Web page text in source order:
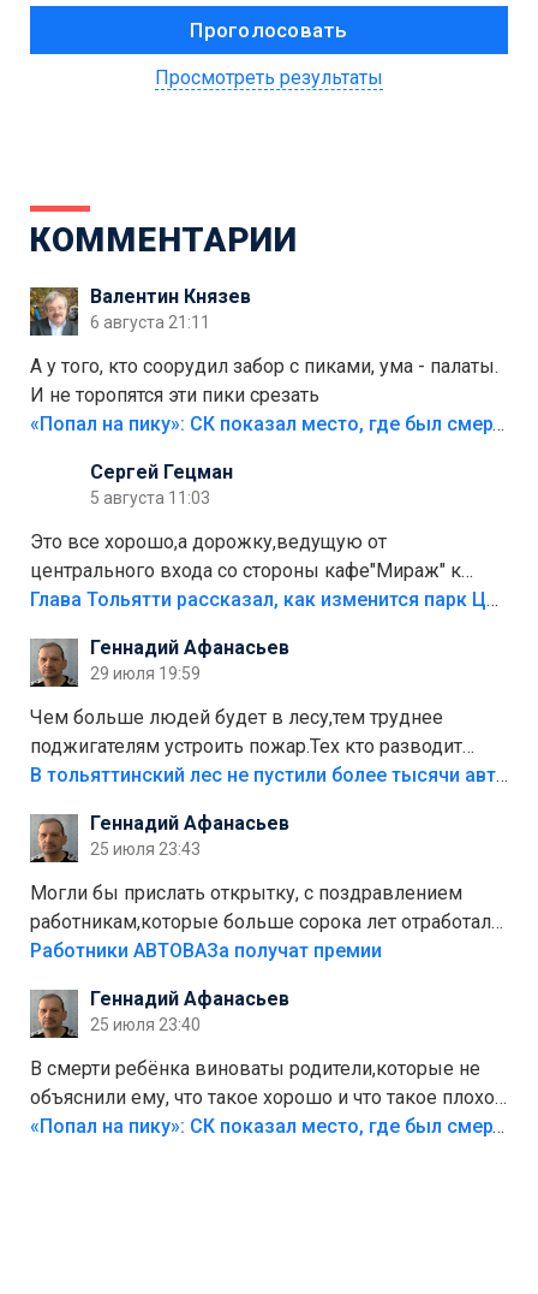
Просмотреть результаты
КОММЕНТАРИИ
Валентин Князев
6 августа 21:11
А у того, кто соорудил забор с пиками, ума - палаты.
И не торопятся эти пики срезать
«Попал на пику»: СК показал место, где был смертельно травмирован ребенок в Тольятти
Сергей Гецман
5 августа 11:03
Это все хорошо,а дорожку,ведущую от
центрального входа со стороны кафе"Мираж" к
аттракционам слабо доделать?А то бордюры
лежала в парке и испортилась.Да еще,видимо,часть
украли.
Глава Тольятти рассказал, как изменится парк Центрального района
Геннадий Афанасьев
29 июля 19:59
Чем больше людей будет в лесу,тем труднее
поджигателям устроить пожар.Тех кто разводит
костры,тех надо безбожно штрафовать.Камер полно
Штрафы мизерные.
В тольяттинский лес не пустили более тысячи автомобилей
Геннадий Афанасьев
25 июля 23:43
Могли бы прислать открытку, с поздравлением
работникам,которые больше сорока лет отработали
на предприятии.
Работники АВТОВАЗа получат премии
Геннадий Афанасьев
25 июля 23:40
В смерти ребёнка виноваты родители,которые не
объяснили ему, что такое хорошо и что такое плохо!
Лезть через такой забор,верх безумия,есть же
«Попал на пику»: СК показал место, где был смертельно травмирован ребенок в Тольятти